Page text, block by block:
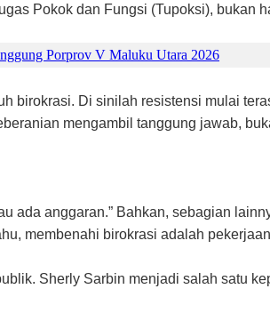
Pokok dan Fungsi (Tupoksi), bukan
Porprov V Maluku Utara 2026
birokrasi. Di sinilah resistensi mulai
mengambil tanggung jawab,
ada anggaran.” Bahkan, sebagian
membenahi birokrasi adalah
Sherly Sarbin menjadi salah satu